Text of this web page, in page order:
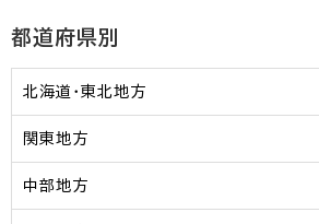
都道府県別
北海道・東北地方
関東地方
中部地方